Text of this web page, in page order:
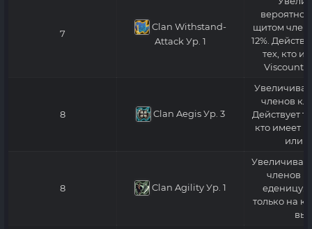
7
Clan Withstand-
Attack Ур. 1
щитом
12%.
тех, кто
Viscount
8 Clan AegisУр. 3
членов
Действует
кто имеет
или
8 Clan AgilityУр. 1
членов
еденицу.
только на